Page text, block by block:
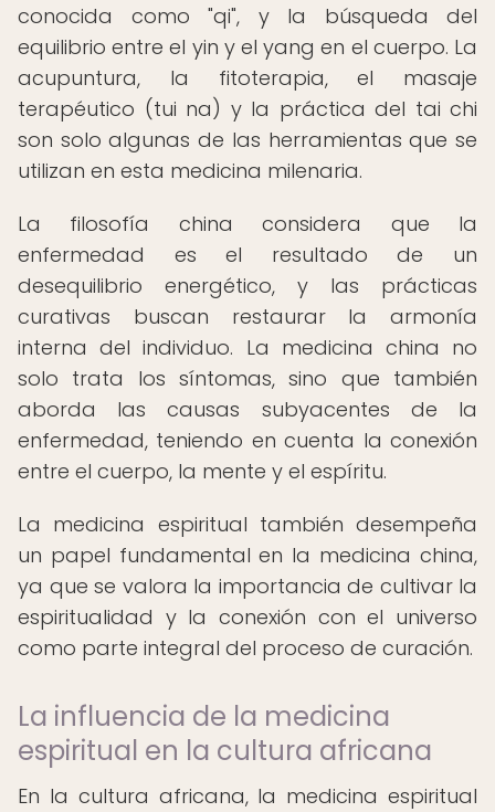
conocida como "qi", y la búsqueda del
equilibrio entre el yin y el yang en el cuerpo. La
acupuntura, la fitoterapia, el masaje
terapéutico (tui na) y la práctica del tai chi
son solo algunas de las herramientas que se
utilizan en esta medicina milenaria.
La filosofía china considera que la
enfermedad es el resultado de un
desequilibrio energético, y las prácticas
curativas buscan restaurar la armonía
interna del individuo. La medicina china no
solo trata los síntomas, sino que también
aborda las causas subyacentes de la
enfermedad, teniendo en cuenta la conexión
entre el cuerpo, la mente y el espíritu.
La medicina espiritual también desempeña
un papel fundamental en la medicina china,
ya que se valora la importancia de cultivar la
espiritualidad y la conexión con el universo
como parte integral del proceso de curación.
La influencia de la medicina
espiritual en la cultura africana
En la cultura africana, la medicina espiritual